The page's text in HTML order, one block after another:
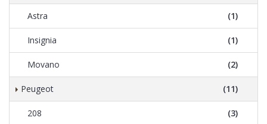
Astra (1)
Insignia (1)
Movano (2)
Peugeot (11)
208 (3)